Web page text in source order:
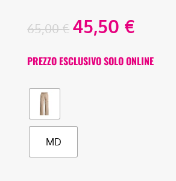
65,00€ 45,50 €
PREZZO ESCLUSIVO SOLO ONLINE
MD